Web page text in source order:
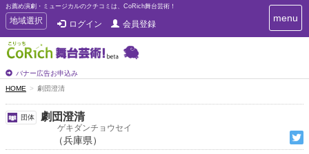
お薦め演劇・ミュージカルのクチコミは、CoRich舞台芸術！
T
o
g
g
e
n
a
v
i
a
地域選択 ログイン 会員登録
バナー広告お申込み
T
o
menu
HOME 劇団澄清
団体 劇団澄清
ゲキダンチョウセイ
（兵庫県）